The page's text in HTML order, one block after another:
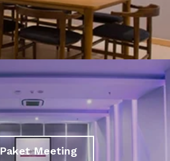
Paket Meeting